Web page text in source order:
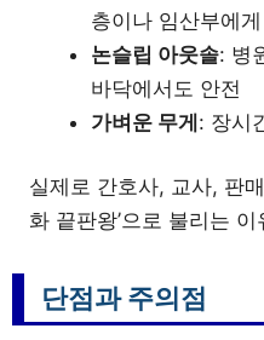
층이나 임산부에
논슬립 아웃솔: 병
바닥에서도 안전
가벼운 무게: 장시
실제로 간호사, 교사, 판
화 끝판왕’으로 불리는
단점과 주의점